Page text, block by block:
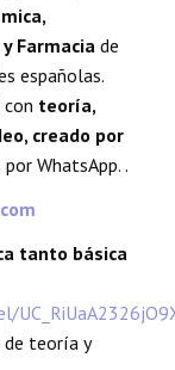
Farmacia de
españolas.
teoría,
creado por
WhatsApp. .
tanto básica
de teoría y